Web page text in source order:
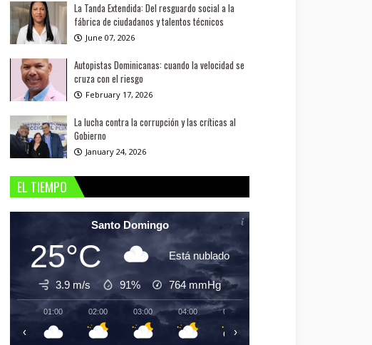
La Tanda Extendida: Del resguardo social a la
fábrica de ciudadanos y talentos técnicos
June 07, 2026
Autopistas Dominicanas: cuando la velocidad se
cruza con el riesgo
February 17, 2026
La lucha contra la corrupción y las críticas al
Gobierno
January 24, 2026
EL TIEMPO
Santo Domingo
25°C Está nublado
3.9 m/s 91% 764 mmHg
01:00 02:00 03:00 04:00 05:00
‹ ›